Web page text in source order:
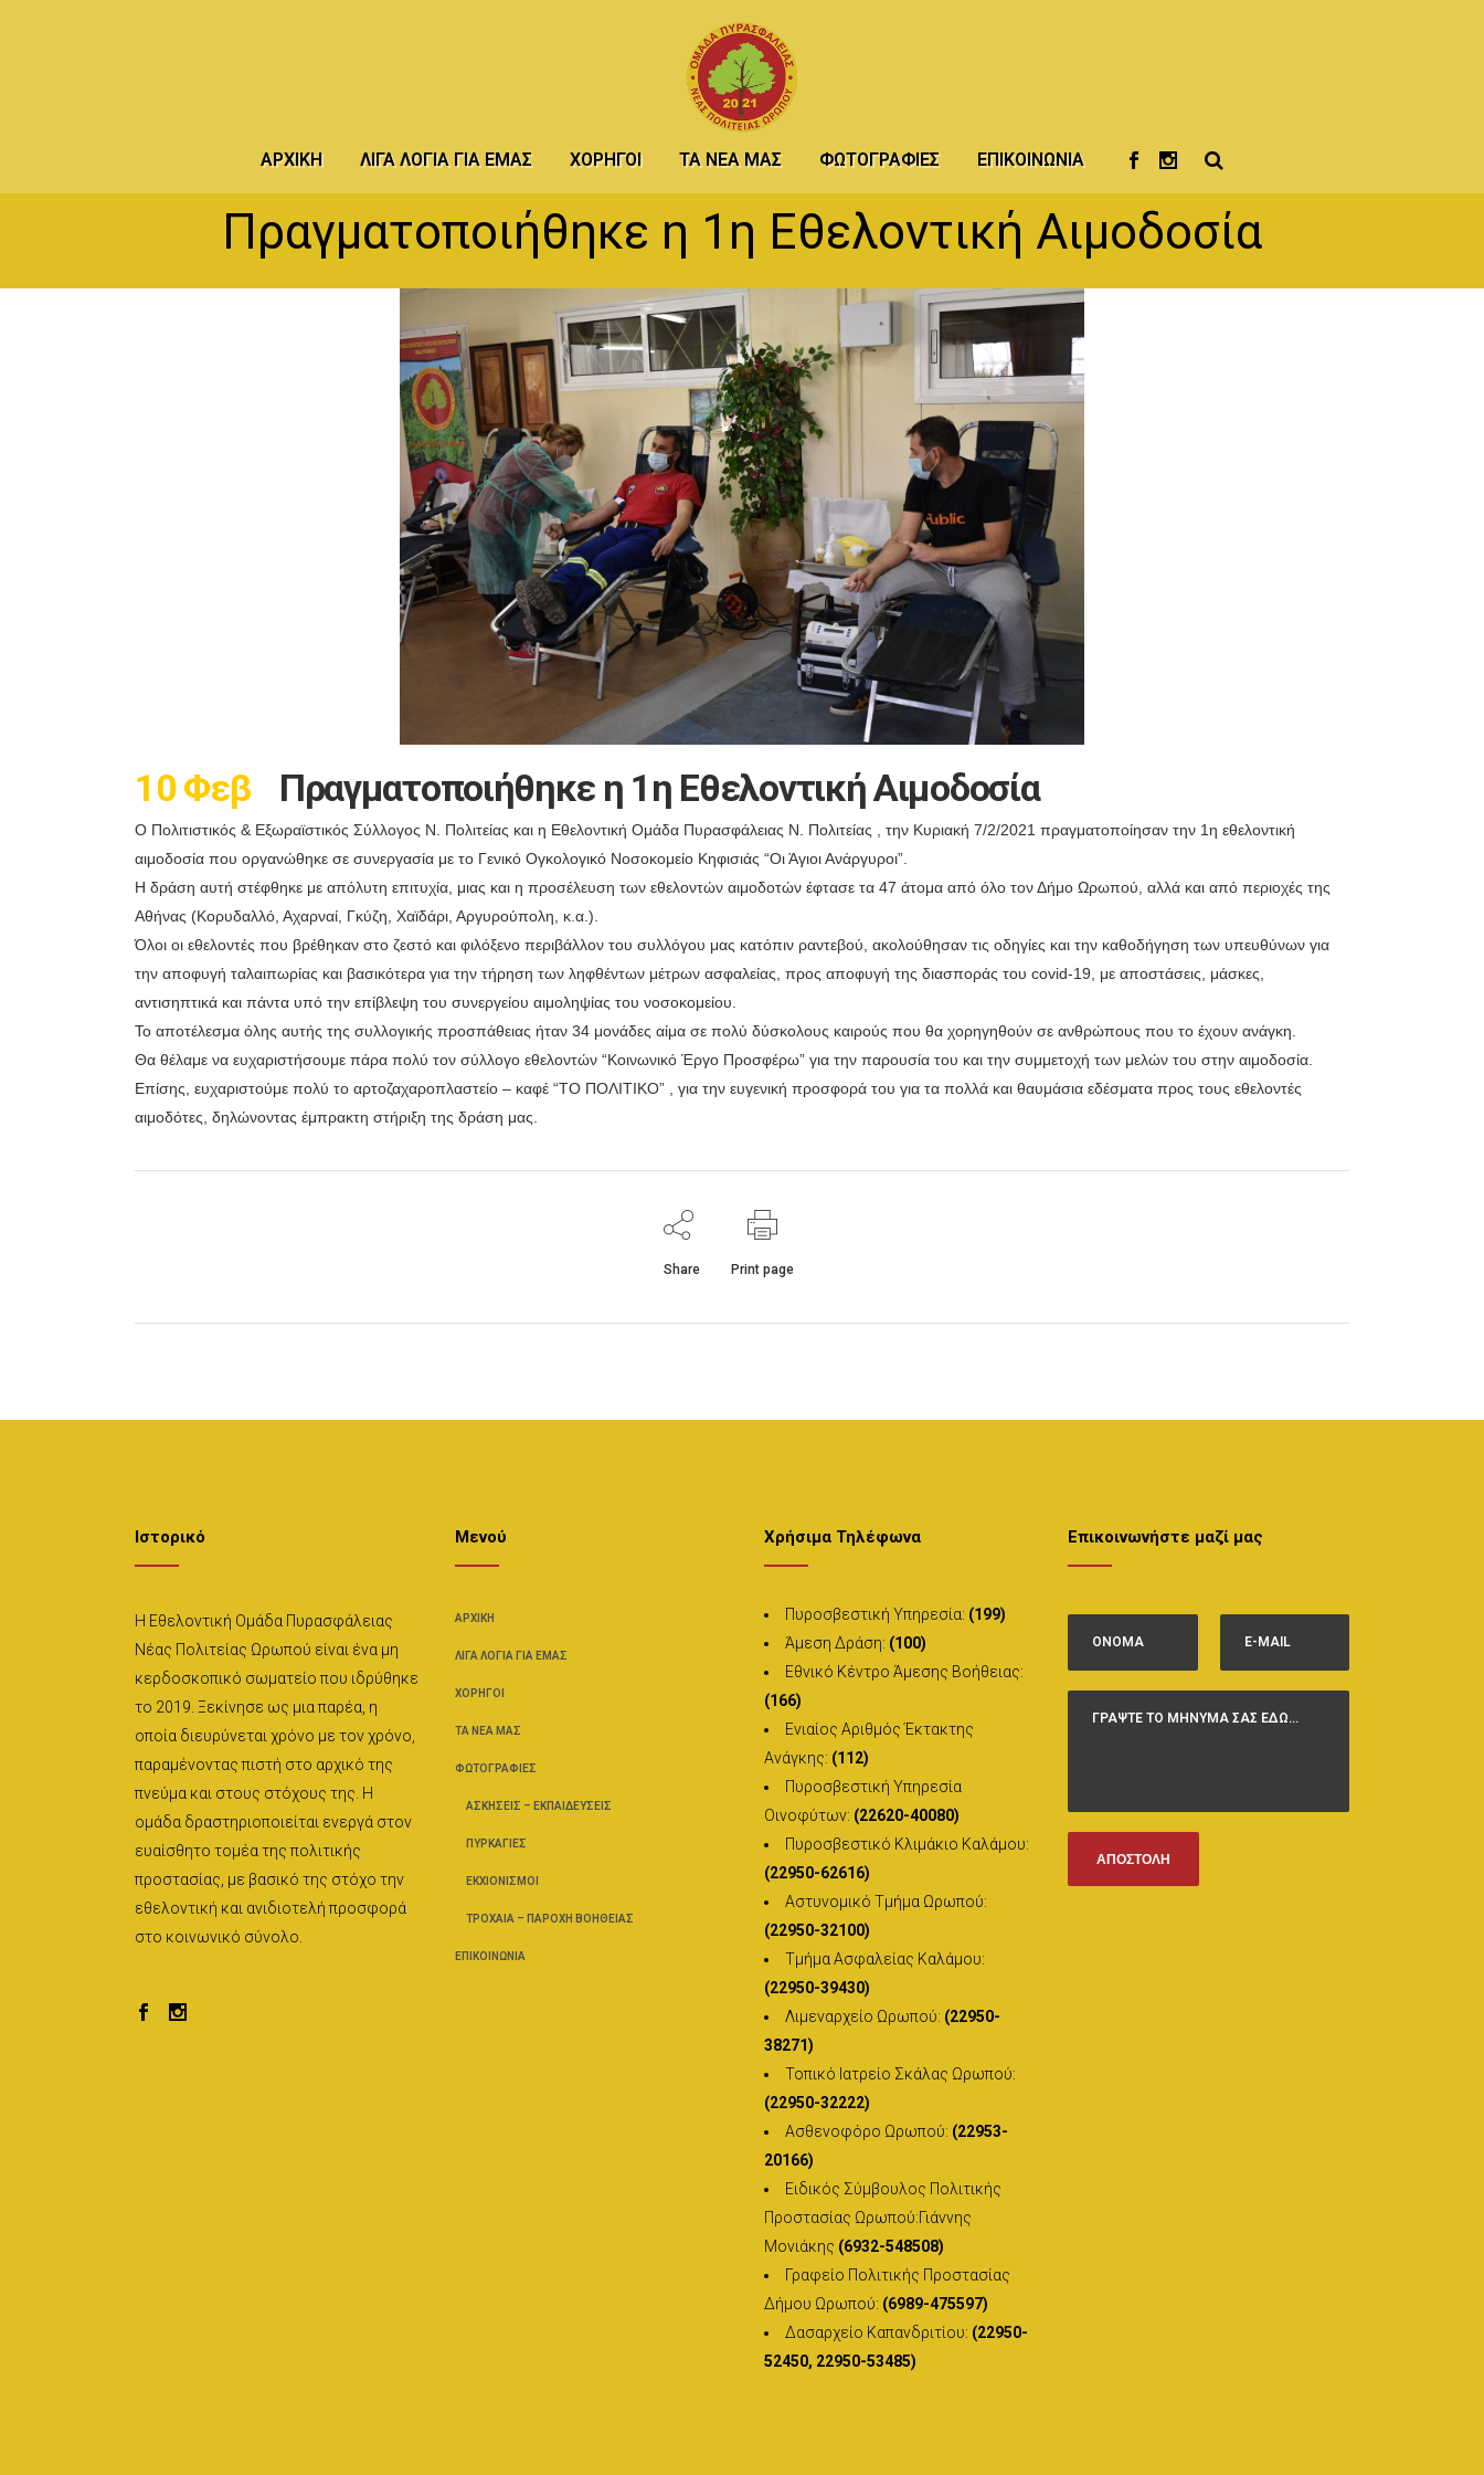
ΑΡΧΙΚΉ ΛΊΓΑ ΛΌΓΙΑ ΓΙΑ ΕΜΆΣ ΧΟΡΗΓΟΊ ΤΑ ΝΈΑ ΜΑΣ ΦΩΤΟΓΡΑΦΊΕΣ ΕΠΙΚΟΙΝΩΝΊΑ
Πραγματοποιήθηκε η 1η Εθελοντική Αιμοδοσία
10 Φεβ Πραγματοποιήθηκε η 1η Εθελοντική Αιμοδοσία
Ο Πολιτιστικός & Εξωραϊστικός Σύλλογος Ν. Πολιτείας και η Εθελοντική Ομάδα Πυρασφάλειας Ν. Πολιτείας , την Κυριακή 7/2/2021 πραγματοποίησαν την 1η εθελοντική
αιμοδοσία που οργανώθηκε σε συνεργασία με το Γενικό Ογκολογικό Νοσοκομείο Κηφισιάς “Οι Άγιοι Ανάργυροι”.
Η δράση αυτή στέφθηκε με απόλυτη επιτυχία, μιας και η προσέλευση των εθελοντών αιμοδοτών έφτασε τα 47 άτομα από όλο τον Δήμο Ωρωπού, αλλά και από περιοχές της
Αθήνας (Κορυδαλλό, Αχαρναί, Γκύζη, Χαϊδάρι, Αργυρούπολη, κ.α.).
Όλοι οι εθελοντές που βρέθηκαν στο ζεστό και φιλόξενο περιβάλλον του συλλόγου μας κατόπιν ραντεβού, ακολούθησαν τις οδηγίες και την καθοδήγηση των υπευθύνων για
την αποφυγή ταλαιπωρίας και βασικότερα για την τήρηση των ληφθέντων μέτρων ασφαλείας, προς αποφυγή της διασποράς του covid-19, με αποστάσεις, μάσκες,
αντισηπτικά και πάντα υπό την επίβλεψη του συνεργείου αιμοληψίας του νοσοκομείου.
Το αποτέλεσμα όλης αυτής της συλλογικής προσπάθειας ήταν 34 μονάδες αίμα σε πολύ δύσκολους καιρούς που θα χορηγηθούν σε ανθρώπους που το έχουν ανάγκη.
Θα θέλαμε να ευχαριστήσουμε πάρα πολύ τον σύλλογο εθελοντών “Κοινωνικό Έργο Προσφέρω” για την παρουσία του και την συμμετοχή των μελών του στην αιμοδοσία.
Επίσης, ευχαριστούμε πολύ το αρτοζαχαροπλαστείο – καφέ “ΤΟ ΠΟΛΙΤΙΚΟ” , για την ευγενική προσφορά του για τα πολλά και θαυμάσια εδέσματα προς τους εθελοντές
αιμοδότες, δηλώνοντας έμπρακτη στήριξη της δράση μας.
Share Print page
Ιστορικό
Η Εθελοντική Ομάδα Πυρασφάλειας
Νέας Πολιτείας Ωρωπού είναι ένα μη
κερδοσκοπικό σωματείο που ιδρύθηκε
το 2019. Ξεκίνησε ως μια παρέα, η
οποία διευρύνεται χρόνο με τον χρόνο,
παραμένοντας πιστή στο αρχικό της
πνεύμα και στους στόχους της. Η
ομάδα δραστηριοποιείται ενεργά στον
ευαίσθητο τομέα της πολιτικής
προστασίας, με βασικό της στόχο την
εθελοντική και ανιδιοτελή προσφορά
στο κοινωνικό σύνολο.
Μενού
ΑΡΧΙΚΉ
ΛΊΓΑ ΛΌΓΙΑ ΓΙΑ ΕΜΆΣ
ΧΟΡΗΓΟΊ
ΤΑ ΝΈΑ ΜΑΣ
ΦΩΤΟΓΡΑΦΊΕΣ
ΑΣΚΉΣΕΙΣ – ΕΚΠΑΙΔΕΎΣΕΙΣ
ΠΥΡΚΑΓΙΈΣ
ΕΚΧΙΟΝΙΣΜΟΊ
ΤΡΟΧΑΊΑ – ΠΑΡΟΧΉ ΒΟΗΘΕΊΑΣ
ΕΠΙΚΟΙΝΩΝΊΑ
Χρήσιμα Τηλέφωνα
Πυροσβεστική Υπηρεσία: (199)
Άμεση Δράση: (100)
Εθνικό Κέντρο Άμεσης Βοήθειας:
(166)
Ενιαίος Αριθμός Έκτακτης
Ανάγκης: (112)
Πυροσβεστική Υπηρεσία
Οινοφύτων: (22620-40080)
Πυροσβεστικό Κλιμάκιο Καλάμου:
(22950-62616)
Αστυνομικό Τμήμα Ωρωπού:
(22950-32100)
Τμήμα Ασφαλείας Καλάμου:
(22950-39430)
Λιμεναρχείο Ωρωπού: (22950-
38271)
Τοπικό Ιατρείο Σκάλας Ωρωπού:
(22950-32222)
Ασθενοφόρο Ωρωπού: (22953-
20166)
Ειδικός Σύμβουλος Πολιτικής
Προστασίας Ωρωπού:Γιάννης
Μονιάκης (6932-548508)
Γραφείο Πολιτικής Προστασίας
Δήμου Ωρωπού: (6989-475597)
Δασαρχείο Καπανδριτίου: (22950-
52450, 22950-53485)
Επικοινωνήστε μαζί μας